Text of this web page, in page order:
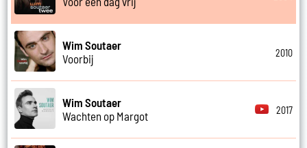
Wim Soutaer
Voorbij
2010
Wim Soutaer
Wachten op Margot
2017